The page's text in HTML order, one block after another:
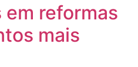
em reformas
mais